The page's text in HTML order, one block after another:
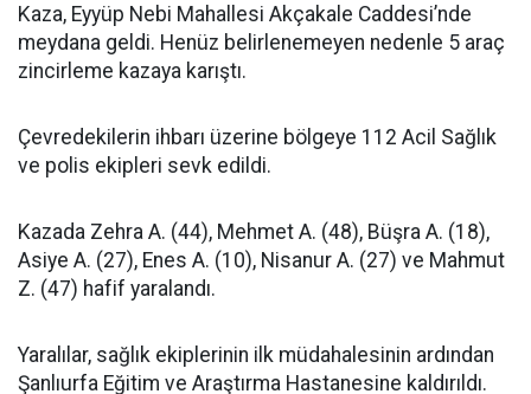
Kaza, Eyyüp Nebi Mahallesi Akçakale Caddesi’nde
meydana geldi. Henüz belirlenemeyen nedenle 5 araç
zincirleme kazaya karıştı.
Çevredekilerin ihbarı üzerine bölgeye 112 Acil Sağlık
ve polis ekipleri sevk edildi.
Kazada Zehra A. (44), Mehmet A. (48), Büşra A. (18),
Asiye A. (27), Enes A. (10), Nisanur A. (27) ve Mahmut
Z. (47) hafif yaralandı.
Yaralılar, sağlık ekiplerinin ilk müdahalesinin ardından
Şanlıurfa Eğitim ve Araştırma Hastanesine kaldırıldı.